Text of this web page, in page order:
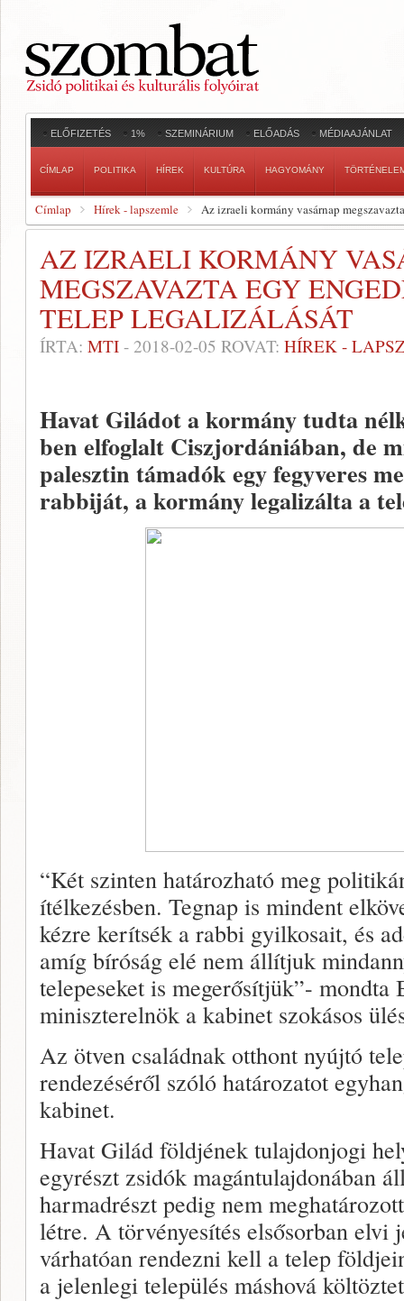
ELŐFIZETÉS 1% SZEMINÁRIUM ELŐADÁS MÉDIAAJÁNLAT
CÍMLAP POLITIKA HÍREK KULTÚRA HAGYOMÁNY
Címlap Hírek - lapszemle Az izraeli kormány vasárnap
AZ IZRAELI KORMÁNY
MEGSZAVAZTA EGY
TELEP LEGALIZÁLÁSÁT
ÍRTA: MTI - 2018-02-05 ROVAT: HÍREK -
Havat Giládot a kormány tudta
ben elfoglalt Ciszjordániában, de
palesztin támadók egy fegyveres
rabbiját, a kormány legalizálta a
“Két szinten határozható meg
ítélkezésben. Tegnap is mindent
kézre kerítsék a rabbi gyilkosait, és
amíg bíróság elé nem állítjuk
telepeseket is megerősítjük”- mondta
miniszterelnök a kabinet szokásos
Az ötven családnak otthont nyújtó
rendezéséről szóló határozatot
kabinet.
Havat Gilád földjének tulajdonjogi
egyrészt zsidók magántulajdonában
harmadrészt pedig nem
létre. A törvényesítés elsősorban elvi
várhatóan rendezni kell a telep
a jelenlegi település máshová